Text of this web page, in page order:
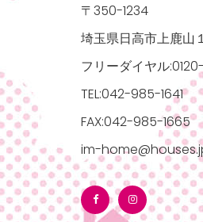
〒350-1234
埼玉県日高市上鹿山
フリーダイヤル
TEL:042-985-1641
FAX:042-985-1665
im-